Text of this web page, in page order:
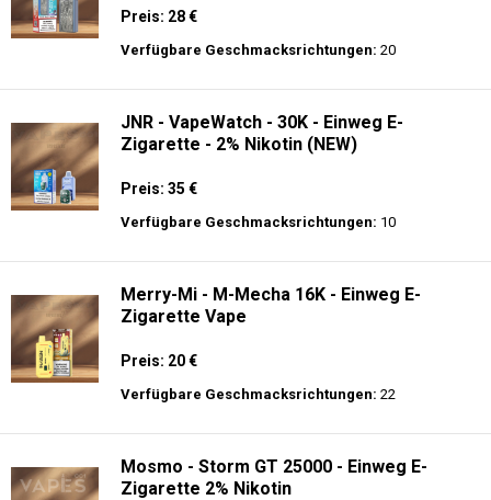
Preis: 28 €
Verfügbare Geschmacksrichtungen: 20
JNR - VapeWatch - 30K - Einweg E-
Zigarette - 2% Nikotin (NEW)
Preis: 35 €
Verfügbare Geschmacksrichtungen: 10
Merry-Mi - M-Mecha 16K - Einweg E-
Zigarette Vape
Preis: 20 €
Verfügbare Geschmacksrichtungen: 22
Mosmo - Storm GT 25000 - Einweg E-
Zigarette 2% Nikotin